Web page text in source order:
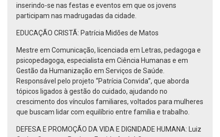
inserindo-se nas festas e eventos em que os jovens
participam nas madrugadas da cidade.
EDUCAÇÃO CRISTÃ: Patrícia Midões de Matos
Mestre em Comunicação, licenciada em Letras, pedagoga e
psicopedagoga, especialista em Ciência Humanas e em
Gestão da Humanização em Serviços de Saúde.
Responsável pelo projeto “Patrícia Convida”, que aborda
tópicos ligados à gestão do cuidado, ajudando no
crescimento dos vínculos familiares, voltados para mulheres
que buscam lidar com equilíbrio entre família e trabalho.
DEFESA E PROMOÇÃO DA VIDA E DIGNIDADE HUMANA: Luiz